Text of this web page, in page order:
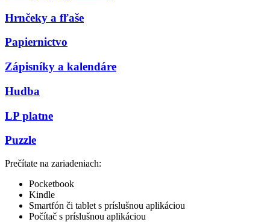
Hrnčeky a fľaše
Papiernictvo
Zápisníky a kalendáre
Hudba
LP platne
Puzzle
Prečítate na zariadeniach:
Pocketbook
Kindle
Smartfón či tablet s príslušnou aplikáciou
Počítač s príslušnou aplikáciou